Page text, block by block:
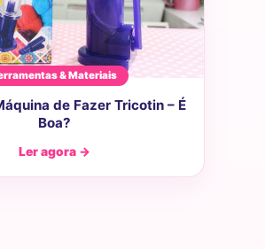
& Materiais
de Fazer Tricotin – É
Boa?
Ler agora →